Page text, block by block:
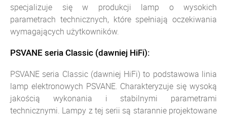
specjalizuje się w produkcji lamp o wysokich
parametrach technicznych, które spełniają oczekiwania
wymagających użytkowników.
PSVANE seria Classic (dawniej HiFi):
PSVANE seria Classic (dawniej HiFi) to podstawowa linia
lamp elektronowych PSVANE. Charakteryzuje się wysoką
jakością wykonania i stabilnymi parametrami
technicznymi. Lampy z tej serii są starannie projektowane